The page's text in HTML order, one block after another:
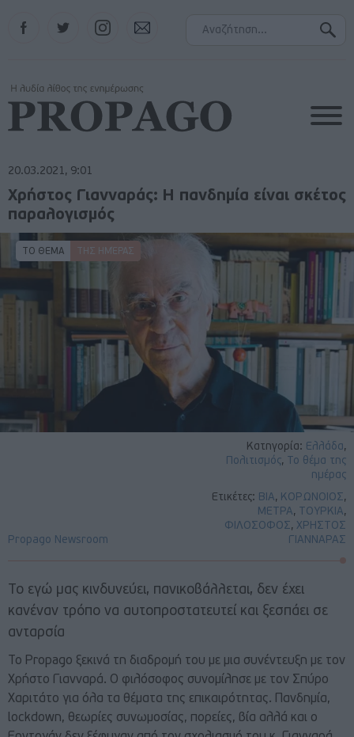
Instagram
20.03.2021, 9:01
ΤΟ ΘΕΜΑ ΤΗΣ ΗΜΈΡΑΣ
Κατηγορία: Ελλάδα,
Πολιτισμός, Το θέμα της
ημέρας
Ετικέτες: ΒΙΑ, ΚΟΡΩΝΟΙΟΣ,
ΜΕΤΡΑ, ΤΟΥΡΚΙΑ,
ΦΙΛΟΣΟΦΟΣ, ΧΡΗΣΤΟΣ
ΓΙΑΝΝΑΡΑΣ
Propago Newsroom
Χρήστος Γιανναράς: Η πανδημία είναι σκέτος
παραλογισμός
Το εγώ μας κινδυνεύει, πανικοβάλλεται, δεν έχει
κανέναν τρόπο να αυτοπροστατευτεί και ξεσπάει σε
ανταρσία
Το Propago ξεκινά τη διαδρομή του με μια συνέντευξη με τον
Χρήστο Γιανναρά. Ο φιλόσοφος συνομίλησε με τον Σπύρο
Χαριτάτο για όλα τα θέματα της επικαιρότητας. Πανδημία,
lockdown, θεωρίες συνωμοσίας, πορείες, βία αλλά και ο